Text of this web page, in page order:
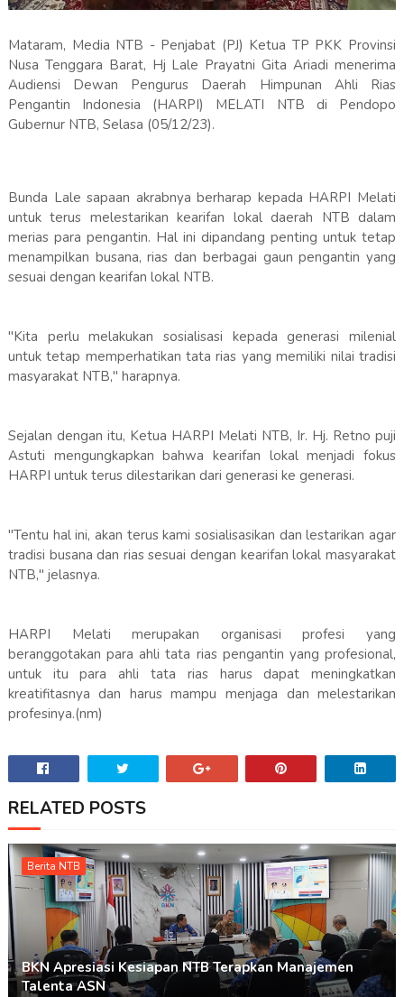
Mataram, Media NTB - Penjabat (PJ) Ketua TP PKK Provinsi
Nusa Tenggara Barat, Hj Lale Prayatni Gita Ariadi menerima
Audiensi Dewan Pengurus Daerah Himpunan Ahli Rias
Pengantin Indonesia (HARPI) MELATI NTB di Pendopo
Gubernur NTB, Selasa (05/12/23).
Bunda Lale sapaan akrabnya berharap kepada HARPI Melati
untuk terus melestarikan kearifan lokal daerah NTB dalam
merias para pengantin. Hal ini dipandang penting untuk tetap
menampilkan busana, rias dan berbagai gaun pengantin yang
sesuai dengan kearifan lokal NTB.
"Kita perlu melakukan sosialisasi kepada generasi milenial
untuk tetap memperhatikan tata rias yang memiliki nilai tradisi
masyarakat NTB," harapnya.
Sejalan dengan itu, Ketua HARPI Melati NTB, Ir. Hj. Retno puji
Astuti mengungkapkan bahwa kearifan lokal menjadi fokus
HARPI untuk terus dilestarikan dari generasi ke generasi.
"Tentu hal ini, akan terus kami sosialisasikan dan lestarikan agar
tradisi busana dan rias sesuai dengan kearifan lokal masyarakat
NTB," jelasnya.
HARPI Melati merupakan organisasi profesi yang
beranggotakan para ahli tata rias pengantin yang profesional,
untuk itu para ahli tata rias harus dapat meningkatkan
kreatifitasnya dan harus mampu menjaga dan melestarikan
profesinya.(nm)
RELATED POSTS
Berita NTB
BKN Apresiasi Kesiapan NTB Terapkan Manajemen
Talenta ASN